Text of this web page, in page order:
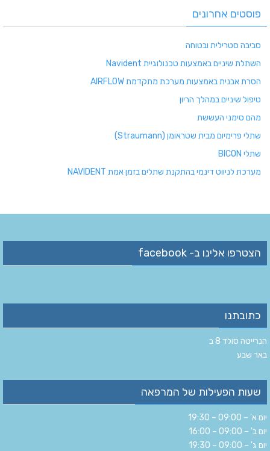
פוסטים אחרונים
סביבה סטרילית ובטוחה
השתלת שיניים באמצעות טכנולוגיית Navident
הסרת אבנית באמצעות מערכת מתקדמת AIRFLOW
טיפול שיניים במהלך הריון
מהם סימני העששת
שתלי פרימיום מבית שטראומן (Straumann)
שתלי BICON
מערכת לניווט דינמי בהתקנת שתלים בזמן אמת NAVIDENT
הצטרפו אלינו ב- facebook
כתובתנו
הנרייטה סולד 8 ב‏
‏באר שבע‏
שעות הפעילות של המרפאה
יום א' – 09:00 – 19:30
יום ב' – 09:00 – 16:00
יום ג' – 09:00 – 19:30